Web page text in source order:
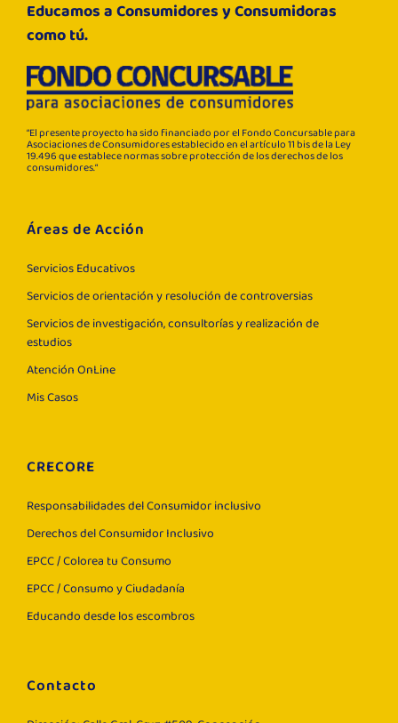
Educamos a Consumidores y Consumidoras
como tú.
“El presente proyecto ha sido financiado por el Fondo Concursable para
Asociaciones de Consumidores establecido en el artículo 11 bis de la Ley
19.496 que establece normas sobre protección de los derechos de los
consumidores.“
Áreas de Acción
Servicios Educativos
Servicios de orientación y resolución de controversias
Servicios de investigación, consultorías y realización de
estudios
Atención OnLine
Mis Casos
CRECORE
Responsabilidades del Consumidor inclusivo
Derechos del Consumidor Inclusivo
EPCC / Colorea tu Consumo
EPCC / Consumo y Ciudadanía
Educando desde los escombros
Contacto